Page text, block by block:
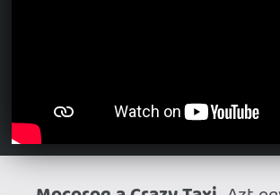
műfaj klasszikusait megidéző rögzített
kamerás túlélő-horror új videóban
mutogatja nekünk a halálos kertet. A